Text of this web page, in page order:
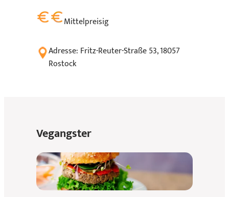
Adresse: Fritz-Reuter-Straße 53, 18057
Rostock
Mittelpreisig
Vegangster